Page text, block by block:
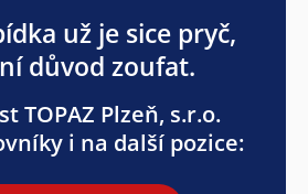
už je sice pryč,
důvod zoufat.
TOPAZ Plzeň, s.r.o.
i na další pozice: